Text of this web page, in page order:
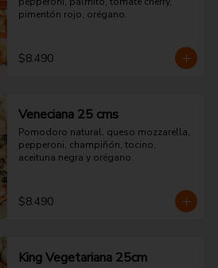
pimentón rojo, orégano.
$8.490
Veneciana 25 cms
Pomodoro natural, queso mozzarella,
pepperoni, champiñón, tocino,
aceituna negra y orégano.
$8.490
King Vegetariana 25cm